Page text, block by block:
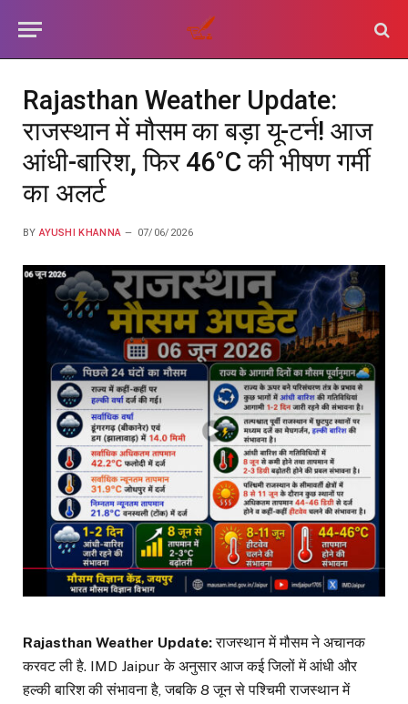
Rajasthan Weather Update:
राजस्थान में मौसम का बड़ा यू-टर्न! आज
आंधी-बारिश, फिर 46°C की भीषण गर्मी
का अलर्ट
BY AYUSHI KHANNA 07/06/2026
Rajasthan Weather Update:राजस्थान में मौसम ने अचानक
करवट ली है. IMD Jaipur के अनुसार आज कई जिलों में आंधी और
हल्की बारिश की संभावना है, जबकि 8 जून से पश्चिमी राजस्थान में